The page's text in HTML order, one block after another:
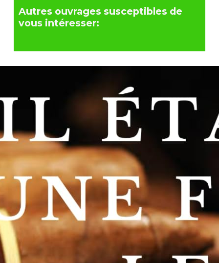
Autres ouvrages susceptibles de
vous intéresser: